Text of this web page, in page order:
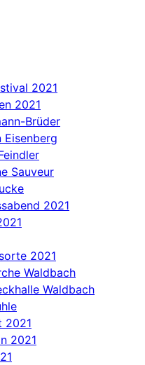
2021
2021
Brüder
Eisenberg
Sauveur
2021
2021
Waldbach
Waldbach
2021
2021